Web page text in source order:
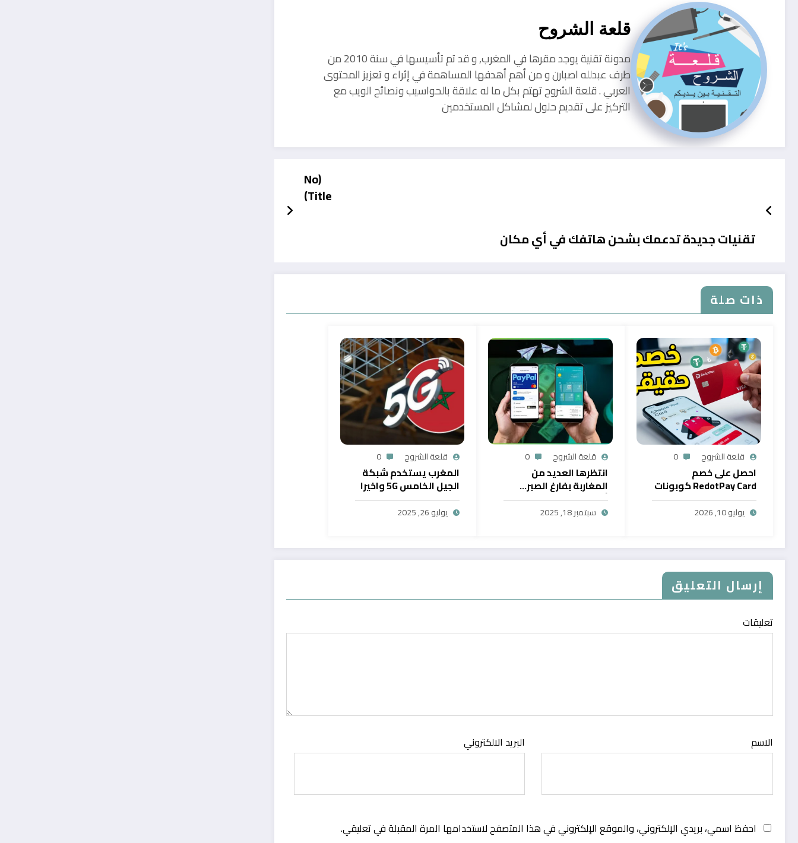
قلعة الشروح
مدونة تقنية يوجد مقرها في المغرب, و قد تم تأسيسها في سنة 2010 من
طرف عبدلله اصبارن و من أهم أهدفها المساهمة في إثراء و تعزيز المحتوى
العربي . قلعة الشروح تهتم بكل ما له علاقة بالحواسيب ونصائح الويب مع
التركيز على تقديم حلول لمشاكل المستخدمين
(No
Title)
تقنيات جديدة تدعمك بشحن هاتفك في أي مكان
ذات صلة
قلعة الشروح 0
احصل على خصم
RedotPay Card كوبونات
حصرية
يوليو 10, 2026
قلعة الشروح 0
انتظرها العديد من
المغاربة بفارغ الصبر…
أول خدمة رقمية تتيح
سحب الرصيد من بايبال
سبتمبر 18, 2025
قلعة الشروح 0
المغرب يستخدم شبكة
الجيل الخامس 5G واخيرا
يوليو 26, 2025
إرسال التعليق
تعليقات
الاسم البريد الالكتروني
احفظ اسمي، بريدي الإلكتروني، والموقع الإلكتروني في هذا المتصفح لاستخدامها المرة المقبلة في تعليقي.